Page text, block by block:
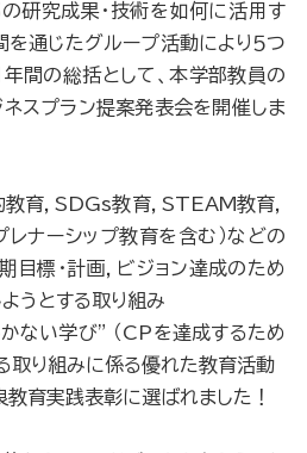
研究成果・技術を如何に活用す
を通じたグループ活動により５つ
間の総括として、本学部教員の
スプラン提案発表会を開催しま
教育，SDGs教育，STEAM教育，
レナーシップ教育を含む）などの
目標・計画，ビジョン達成のため
うとする取り組み
かない学び” （CPを達成するため
取り組みに係る優れた教育活動
教育実践表彰に選ばれました！